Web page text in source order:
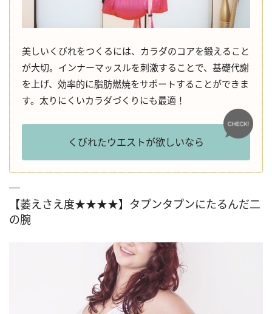
美しいくびれをつくるには、カラダのコアを鍛えること
が大切。インナーマッスルを刺激することで、基礎代謝
を上げ、効率的に脂肪燃焼をサポートすることができま
す。太りにくいカラダづくりにも最適！
くびれたウエストが欲しいなら
【萎えさえ度★★★★】タプンタプンにたるんだ二
の腕